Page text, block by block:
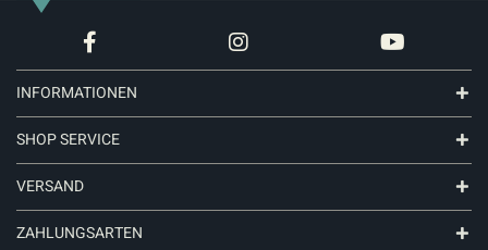
INFORMATIONEN
SHOP SERVICE
VERSAND
ZAHLUNGSARTEN